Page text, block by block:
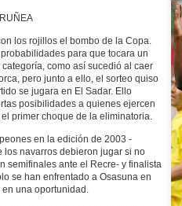
los rojillos el bombo de la Copa.
para que tocara un
como así sucedió al caer
pero junto a ello, el sorteo quiso
se jugara en El Sadar. Ello
posibilidades a quienes ejercen
primer choque de la eliminatoria.
en la edición de 2003 -
los navarros debieron jugar si no
semifinales ante el Recre- y finalista
se han enfrentado a Osasuna en
una oportunidad.